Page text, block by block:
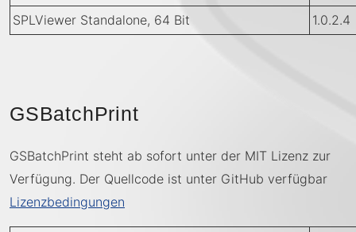
SPLViewer Standalone, 64 Bit
1.0.2.4
GSBatchPrint
GSBatchPrint steht ab sofort unter der MIT Lizenz zur
Verfügung. Der Quellcode ist unter GitHub verfügbar
Lizenzbedingungen